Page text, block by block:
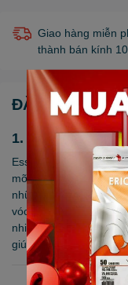
Giao hàng miễn
thành bán kính
ĐẶC ĐIỂM NỔI
1. Giới thiệu về
Essence CLA 90cap
mỡ và cải thiện thành
những người mong
vóc dáng. CLA
nhiên, được tìm thấy
giúp cơ thể giảm tích